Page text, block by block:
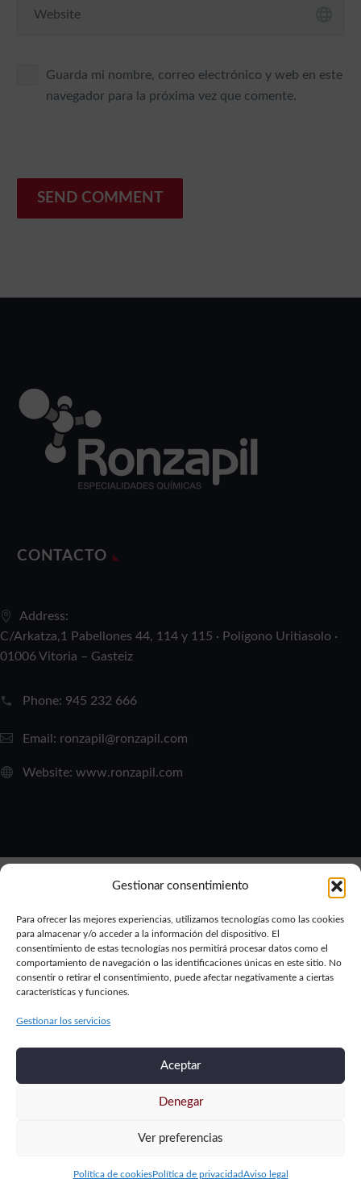
Gestionar consentimiento
Para ofrecer las mejores experiencias, utilizamos tecnologías como las cookies
para almacenar y/o acceder a la información del dispositivo. El
consentimiento de estas tecnologías nos permitirá procesar datos como el
comportamiento de navegación o las identificaciones únicas en este sitio. No
consentir o retirar el consentimiento, puede afectar negativamente a ciertas
características y funciones.
Gestionar los servicios
Aceptar
Denegar
Ver preferencias
Política de cookiesPolítica de privacidadAviso legal
Guarda mi nombre, correo electrónico y web en este
navegador para la próxima vez que comente.
SEND COMMENT
CONTACTO
Address:
C/Arkatza,1 Pabellones 44, 114 y 115 · Polígono Uritiasolo ·
01006 Vitoria – Gasteiz
Phone: 945 232 666
Email: ronzapil@ronzapil.com
Website: www.ronzapil.com
Aviso legal Política de privacidad Política de cookies
2019-2024 © Ronzapil por